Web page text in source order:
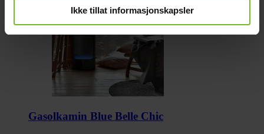
Ikke tillat informasjonskapsler
Gasolkamin Blue Belle Chic